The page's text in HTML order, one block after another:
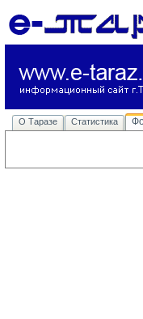
О Таразе Статистика